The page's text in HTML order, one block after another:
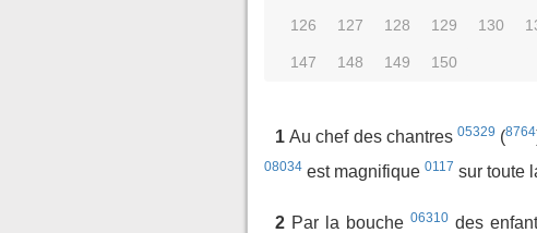
126 127 128 129 130
147 148 149 150
1 Au chef des chantres 05329 (8764
08034 est magnifique 0117 sur toute
2 Par la bouche06310 des